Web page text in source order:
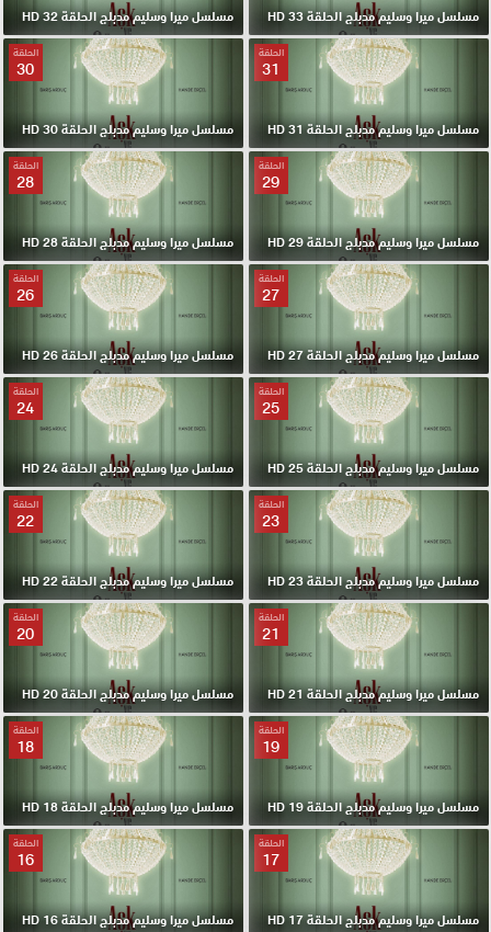
مسلسل ميرا وسليم مدبلج الحلقة 33 HD مسلسل ميرا وسليم مدبلج الحلقة 32 HD
الحلقة
31
مسلسل ميرا وسليم مدبلج الحلقة 31 HD
الحلقة
30
مسلسل ميرا وسليم مدبلج الحلقة 30 HD
الحلقة
29
مسلسل ميرا وسليم مدبلج الحلقة 29 HD
الحلقة
28
مسلسل ميرا وسليم مدبلج الحلقة 28 HD
الحلقة
27
مسلسل ميرا وسليم مدبلج الحلقة 27 HD
الحلقة
26
مسلسل ميرا وسليم مدبلج الحلقة 26 HD
الحلقة
25
مسلسل ميرا وسليم مدبلج الحلقة 25 HD
الحلقة
24
مسلسل ميرا وسليم مدبلج الحلقة 24 HD
الحلقة
23
مسلسل ميرا وسليم مدبلج الحلقة 23 HD
الحلقة
22
مسلسل ميرا وسليم مدبلج الحلقة 22 HD
الحلقة
21
مسلسل ميرا وسليم مدبلج الحلقة 21 HD
الحلقة
20
مسلسل ميرا وسليم مدبلج الحلقة 20 HD
الحلقة
19
مسلسل ميرا وسليم مدبلج الحلقة 19 HD
الحلقة
18
مسلسل ميرا وسليم مدبلج الحلقة 18 HD
الحلقة
17
مسلسل ميرا وسليم مدبلج الحلقة 17 HD
الحلقة
16
مسلسل ميرا وسليم مدبلج الحلقة 16 HD